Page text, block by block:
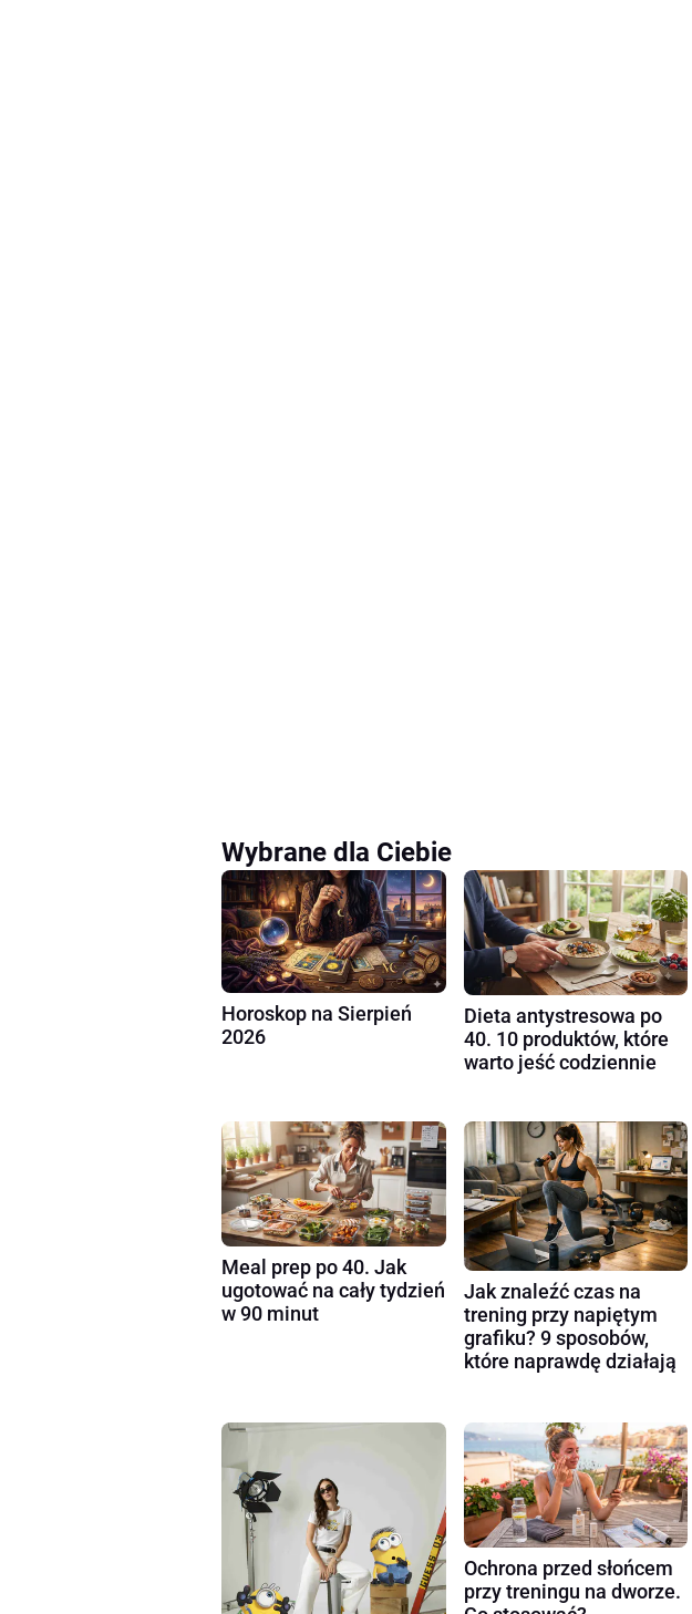
Wybrane dla Ciebie
Horoskop na Sierpień
2026
Dieta antystresowa po
40. 10 produktów, które
warto jeść codziennie
Meal prep po 40. Jak
ugotować na cały tydzień
w 90 minut
Jak znaleźć czas na
trening przy napiętym
grafiku? 9 sposobów,
które naprawdę działają
Ochrona przed słońcem
przy treningu na dworze.